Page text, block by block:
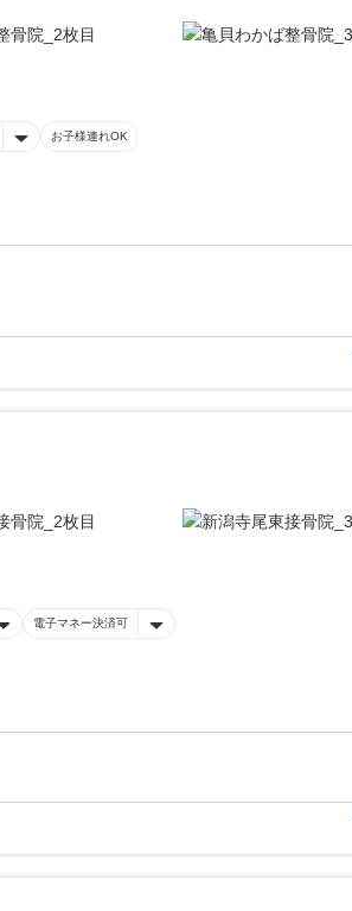
お子様連れOK
電子マネー決済可